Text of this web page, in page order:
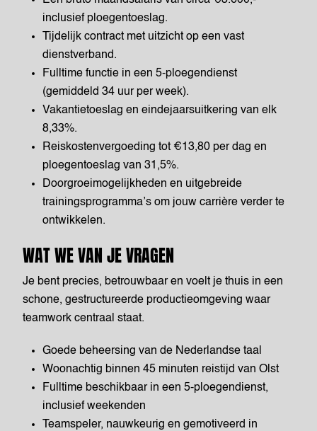
inclusief ploegentoeslag.
Tijdelijk contract met uitzicht op een vast
dienstverband.
Fulltime functie in een 5-ploegendienst
(gemiddeld 34 uur per week).
Vakantietoeslag en eindejaarsuitkering van elk
8,33%.
Reiskostenvergoeding tot €13,80 per dag en
ploegentoeslag van 31,5%.
Doorgroeimogelijkheden en uitgebreide
trainingsprogramma’s om jouw carrière verder te
ontwikkelen.
WAT WE VAN JE VRAGEN
Je bent precies, betrouwbaar en voelt je thuis in een
schone, gestructureerde productieomgeving waar
teamwork centraal staat.
Goede beheersing van de Nederlandse taal
Woonachtig binnen 45 minuten reistijd van Olst
Fulltime beschikbaar in een 5-ploegendienst,
inclusief weekenden
Teamspeler, nauwkeurig en gemotiveerd in